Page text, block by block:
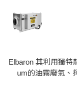
Elbaron 其利用獨特
um的油霧廢氣、